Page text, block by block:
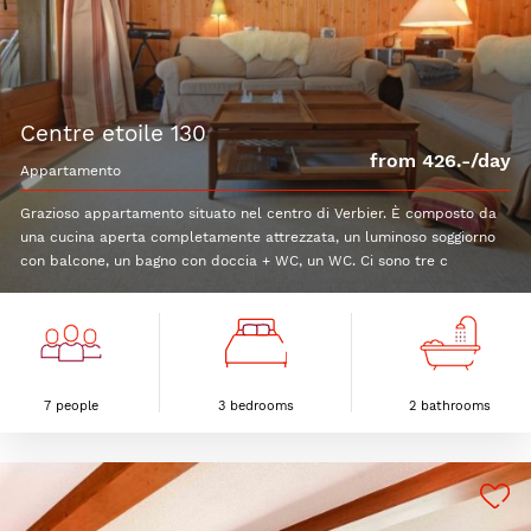
centre etoile 130
appartamento from 426.-/day
Grazioso appartamento situato nel centro di Verbier. È composto da
una cucina aperta completamente attrezzata, un luminoso soggiorno
con balcone, un bagno con doccia + WC, un WC. Ci sono tre c
7 people 3 bedrooms 2 bathrooms